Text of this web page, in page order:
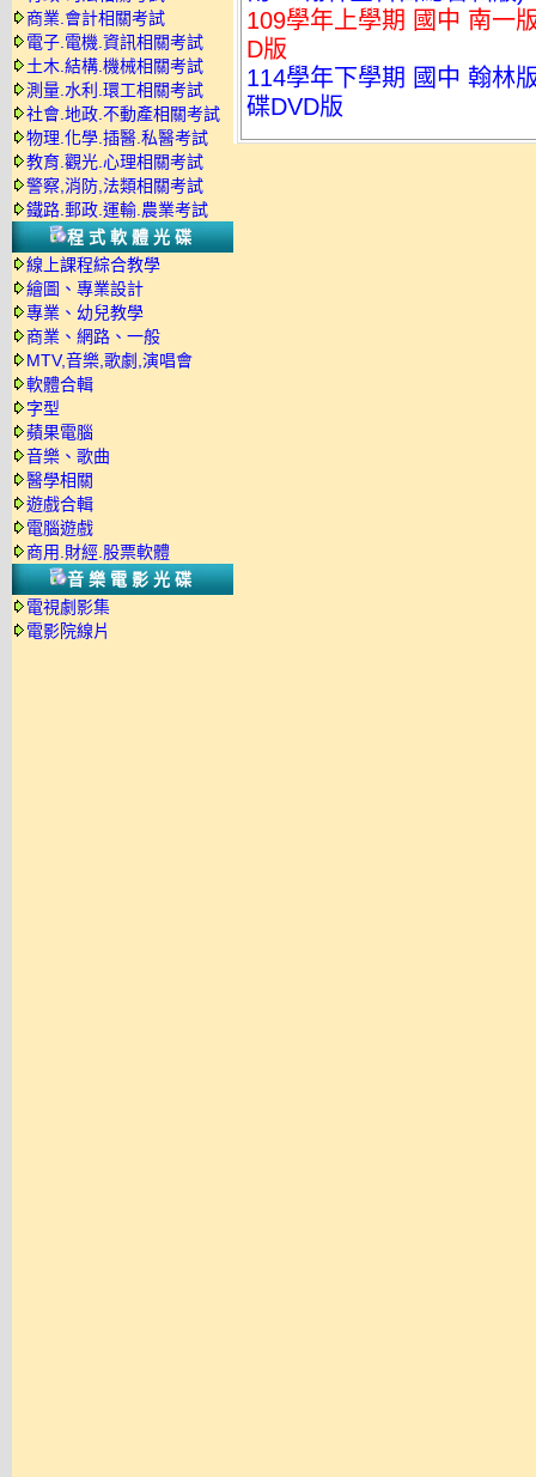
商業.會計相關考試
電子.電機.資訊相關考試
土木.結構.機械相關考試
測量.水利.環工相關考試
社會.地政.不動產相關考試
物理.化學.插醫.私醫考試
教育.觀光.心理相關考試
警察,消防,法類相關考試
鐵路.郵政.運輸.農業考試
程式軟體光碟
線上課程綜合教學
繪圖、專業設計
專業、幼兒教學
商業、網路、一般
MTV,音樂,歌劇,演唱會
軟體合輯
字型
蘋果電腦
音樂、歌曲
醫學相關
遊戲合輯
電腦遊戲
商用.財經.股票軟體
音樂電影光碟
電視劇影集
電影院線片
109學年上學期 國中 南一
D版
114學年下學期 國中 翰林
碟DVD版